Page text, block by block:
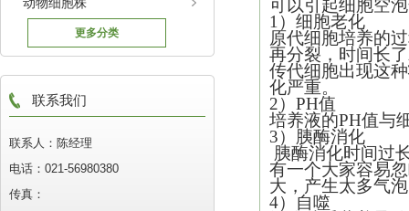
更多分类
联系我们
联系人：陈经理
电话：021-56980380
传真：
可以引起细胞空
1）细胞老化
原代细胞培养的
再分裂，时间长
传代细胞出现这
化严重。
2）PH值
培养液的PH值与
3）胰酶消化
胰酶消化时间过
有一个大家容易
大，产生太多气
4）自噬